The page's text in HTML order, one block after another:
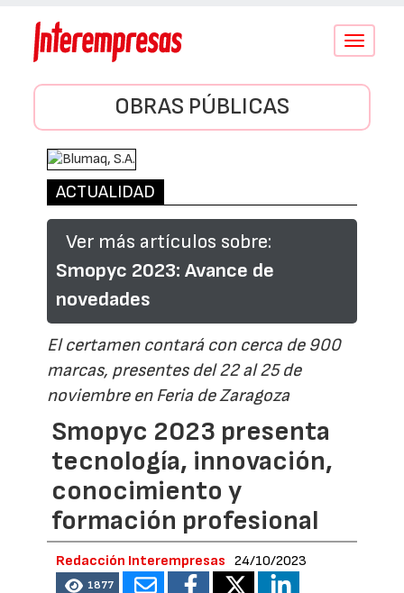
Conmutar
OBRAS PÚBLICAS
ACTUALIDAD
Ver más artículos sobre:
Smopyc 2023: Avance de
novedades
El certamen contará con cerca de 900
marcas, presentes del 22 al 25 de
noviembre en Feria de Zaragoza
Smopyc 2023 presenta
tecnología, innovación,
conocimiento y
formación profesional
Redacción Interempresas 24/10/2023
1877